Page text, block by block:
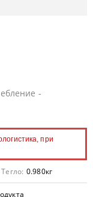
-
при
Тегло: 0.980кг